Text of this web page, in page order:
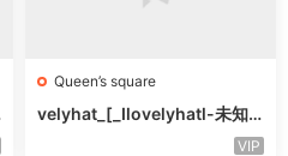
Queen’s square
velyhat_[_Ilovelyhatl-未知
VIP